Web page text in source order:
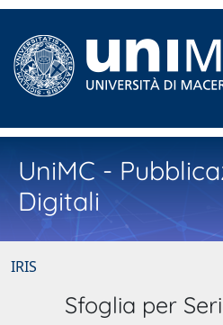
UniMC -
Digitali
IRIS
Sfoglia per